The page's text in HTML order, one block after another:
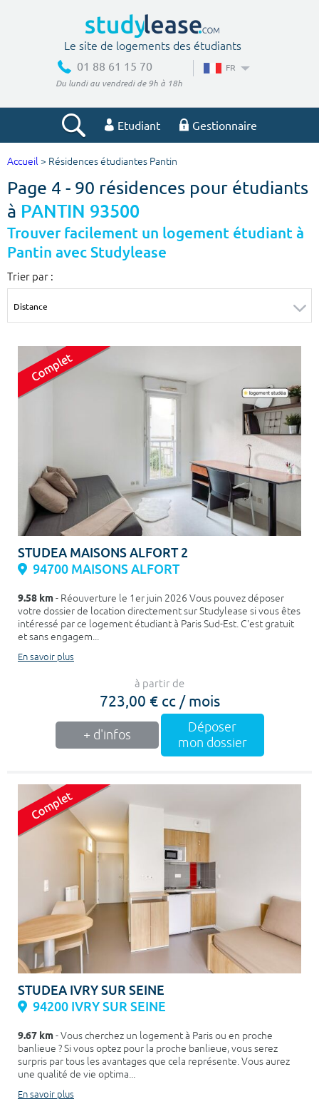
Le site de logements des étudiants
01 88 61 15 70
Du lundi au vendredi de 9h à 18h
FR
Etudiant Gestionnaire
Votre recherche
Ville, école
Colocation
Votre date d'entrée
Chercher
Accueil > Résidences étudiantes Pantin
Page 4 - 90 résidences pour étudiants
à PANTIN 93500
Trouver facilement un logement étudiant à
Pantin avec Studylease
Trier par :
STUDEA MAISONS ALFORT 2
94700 MAISONS ALFORT
9.58 km- Réouverture le 1er juin 2026 Vous pouvez déposer
votre dossier de location directement sur Studylease si vous êtes
intéressé par ce logement étudiant à Paris Sud-Est. C'est gratuit
et sans engagem...
En savoir plus
à partir de
723,00 € cc / mois
+ d'infos
Déposer
mon dossier
STUDEA IVRY SUR SEINE
94200 IVRY SUR SEINE
9.67 km- Vous cherchez un logement à Paris ou en proche
banlieue ? Si vous optez pour la proche banlieue, vous serez
surpris par tous les avantages que cela représente. Vous aurez
une qualité de vie optima...
En savoir plus